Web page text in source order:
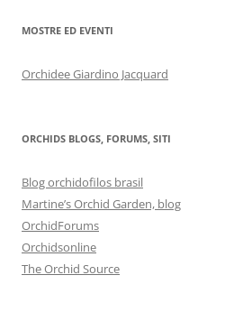
MOSTRE ED EVENTI
Orchidee Giardino Jacquard
ORCHIDS BLOGS, FORUMS, SITI
Blog orchidofilos brasil
Martine’s Orchid Garden, blog
OrchidForums
Orchidsonline
The Orchid Source